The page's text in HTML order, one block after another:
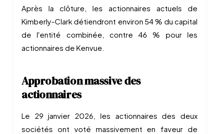
Après la clôture, les actionnaires actuels de
Kimberly-Clark détiendront environ 54 % du capital
de l'entité combinée, contre 46 % pour les
actionnaires de Kenvue.
Approbation massive des
actionnaires
Le 29 janvier 2026, les actionnaires des deux
sociétés ont voté massivement en faveur de